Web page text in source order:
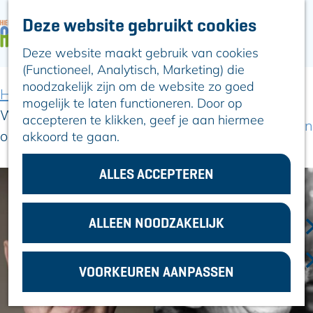
Deze website gebruikt cookies
Deze website maakt gebruik van cookies
(Functioneel, Analytisch, Marketing) die
noodzakelijk zijn om de website zo goed
mogelijk te laten functioneren. Door op
accepteren te klikken, geef je aan hiermee
akkoord te gaan.
ALLES ACCEPTEREN
ALLEEN NOODZAKELIJK
VOORKEUREN AANPASSEN
n
a
a
r
e
e
p
ARTIKELEN
Hier is Boskoop
Lekker Lokaal
Ontdek het
Erfgoed
Natuurlijk genieten
In en om Alphen
Kleuren van de
toren
VOOR
ONDERNEMERS
Home Uit-agenda
Uit-agenda overzicht
Wil van der Meer | Een Soirée met Annie M.G. +
optioneel wijnproeverij